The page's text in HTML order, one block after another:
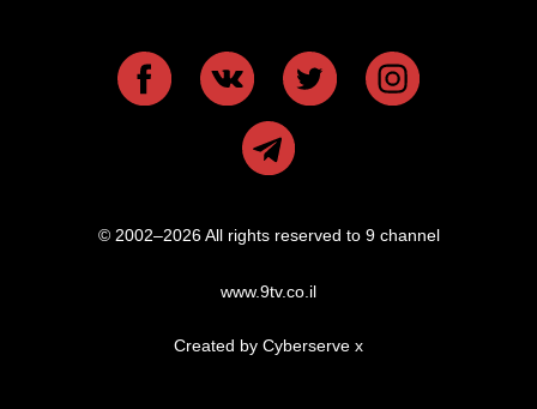
© 2002–2026 All rights reserved to 9 channel
www.9tv.co.il
Created by Cyberserve x